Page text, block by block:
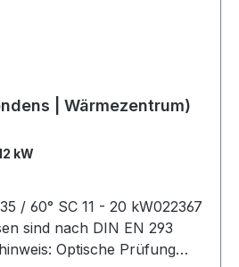
| Wärmezentrum)
kW
/ 60° SC 11 - 20 kW022367
sind nach DIN EN 293
Optische Prüfung